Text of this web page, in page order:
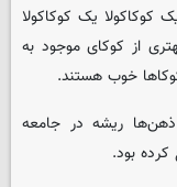
کوکاکولا یک کوکاکولا
از کوکای موجود به
خوب هستند.
ذهن‌ها ریشه در جامعه
کرده بود.